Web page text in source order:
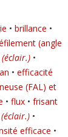
• brillance •
(angle
(éclair.) •
• efficacité
(FAL) et
• flux • frisant
(éclair.) •
efficace •